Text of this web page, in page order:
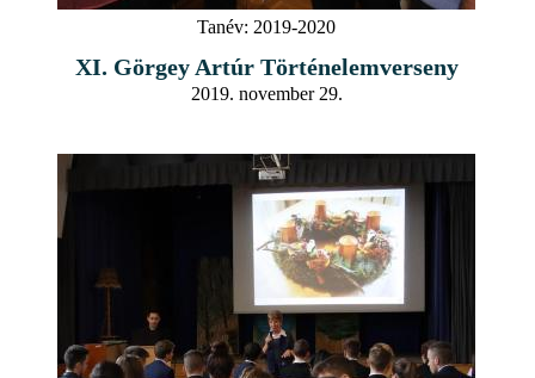
Tanév: 2019-2020
XI. Görgey Artúr Történelemverseny
2019. november 29.